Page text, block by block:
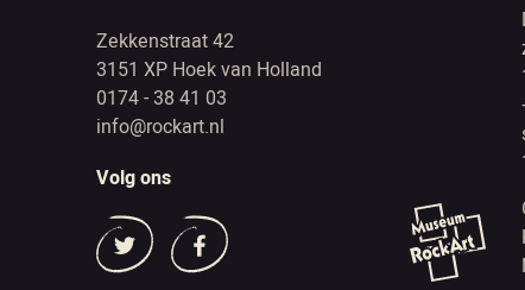
Zekkenstraat 42
3151 XP Hoek van Holland
0174 - 38 41 03
info@rockart.nl
Volg ons